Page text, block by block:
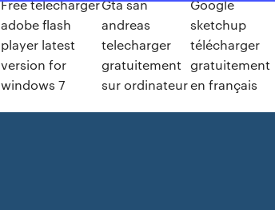
Free télécharger
adobe flash
player latest
version for
windows 7
Gta san
andreas
telecharger
gratuitement
sur ordinateur
Google
sketchup
télécharger
gratuitement
en français